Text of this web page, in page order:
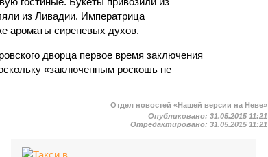
из Ливадии. Императрица
ароматы сиреневых духов.
дворца первое время заключения
«заключенным роскошь не
Отдел новостей «Нашей версии на Неве»
Опубликовано:31.05.2015 11:21
Отредактировано:31.05.2015 11:21